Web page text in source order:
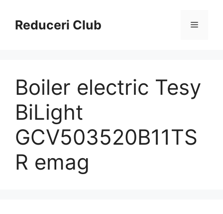
conținutReduceri Club Meniu
Boiler electric Tesy
BiLight
GCV503520B11TS
R emag